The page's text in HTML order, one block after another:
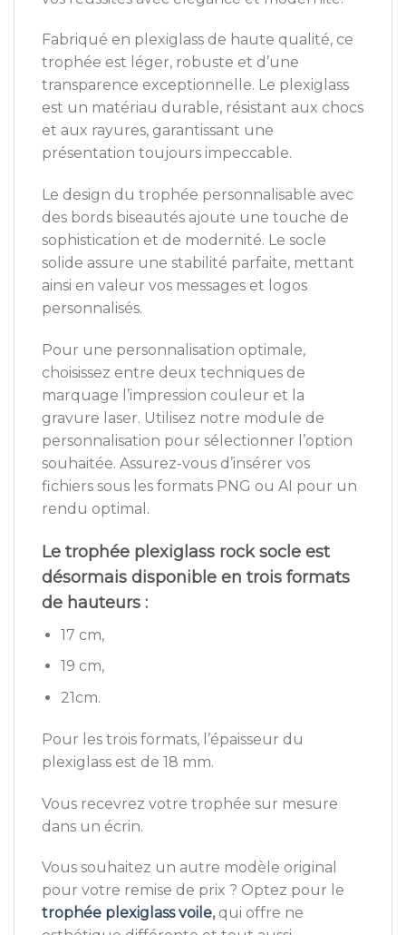
Fabriqué en plexiglass de haute qualité, ce
trophée est léger, robuste et d’une
transparence exceptionnelle. Le plexiglass
est un matériau durable, résistant aux chocs
et aux rayures, garantissant une
présentation toujours impeccable.
Le design du trophée personnalisable avec
des bords biseautés ajoute une touche de
sophistication et de modernité. Le socle
solide assure une stabilité parfaite, mettant
ainsi en valeur vos messages et logos
personnalisés.
Pour une personnalisation optimale,
choisissez entre deux techniques de
marquage l’impression couleur et la
gravure laser. Utilisez notre module de
personnalisation pour sélectionner l’option
souhaitée. Assurez-vous d’insérer vos
fichiers sous les formats PNG ou AI pour un
rendu optimal.
Le trophée plexiglass rock socle est
désormais disponible en trois formats
de hauteurs :
17 cm,
19 cm,
21cm.
Pour les trois formats, l’épaisseur du
plexiglass est de 18 mm.
Vous recevrez votre trophée sur mesure
dans un écrin.
Vous souhaitez un autre modèle original
pour votre remise de prix ? Optez pour le
trophée plexiglass voile, qui offre ne